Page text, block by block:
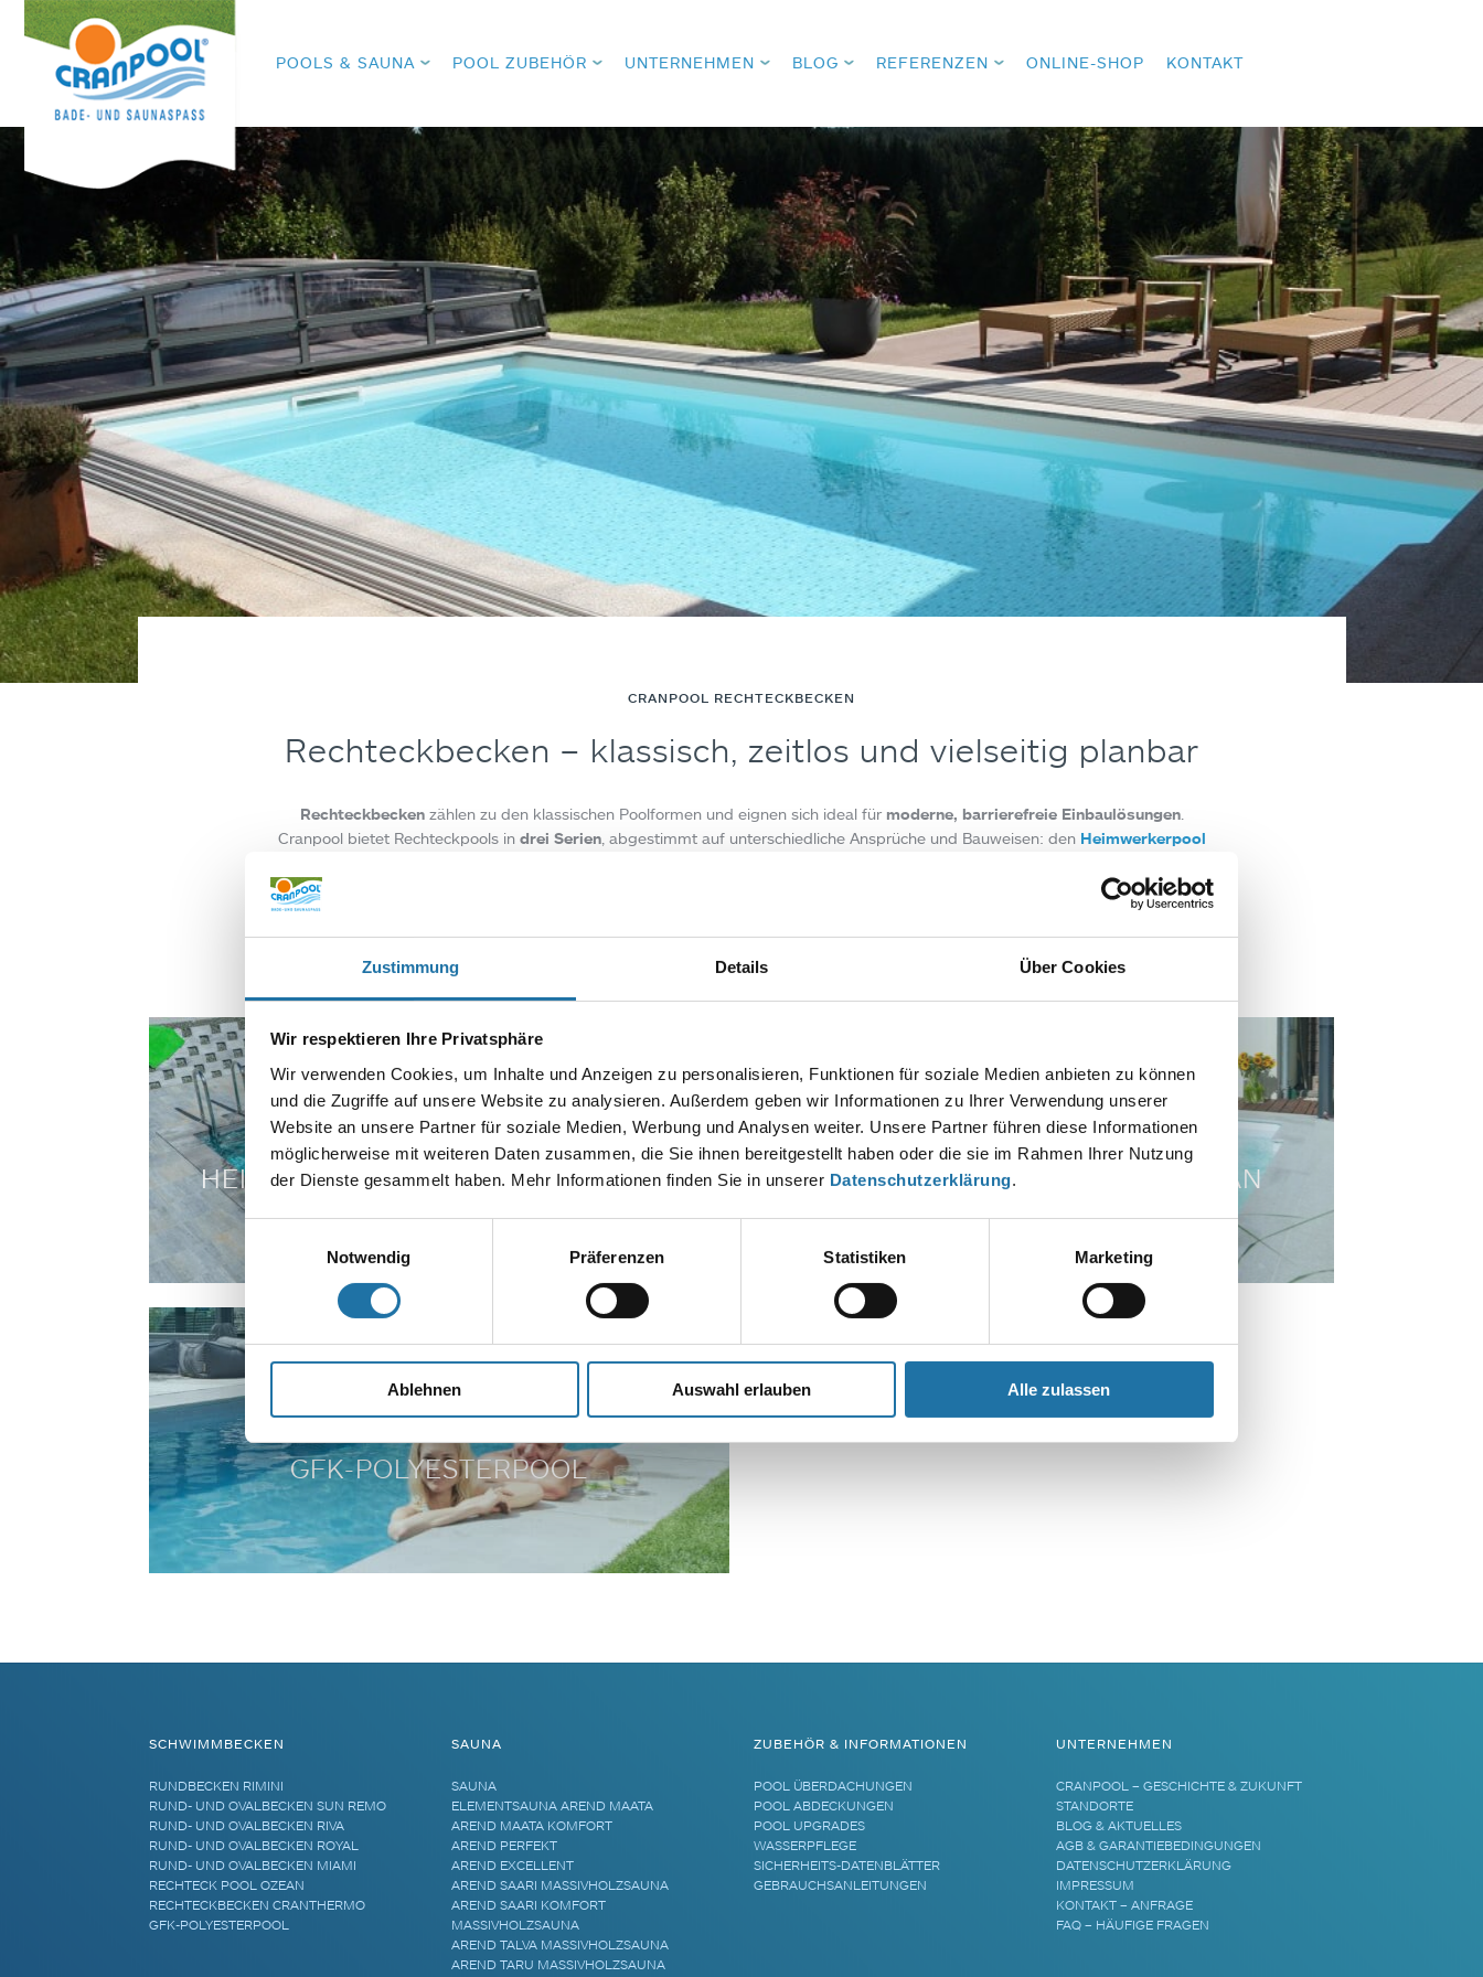
Zustimmung Details Über Cookies
Wir respektieren Ihre Privatsphäre
Wir verwenden Cookies, um Inhalte und Anzeigen zu personalisieren, Funktionen für soziale Medien anbieten zu können
und die Zugriffe auf unsere Website zu analysieren. Außerdem geben wir Informationen zu Ihrer Verwendung unserer
Website an unsere Partner für soziale Medien, Werbung und Analysen weiter. Unsere Partner führen diese Informationen
möglicherweise mit weiteren Daten zusammen, die Sie ihnen bereitgestellt haben oder die sie im Rahmen Ihrer Nutzung
der Dienste gesammelt haben. Mehr Informationen finden Sie in unserer Datenschutzerklärung.
Notwendig
Präferenzen Statistiken Marketing
Ablehnen Auswahl erlauben Alle zulassen
POOLS & SAUNA POOL ZUBEHÖR UNTERNEHMEN BLOG REFERENZEN ONLINE-SHOP KONTAKT
CRANPOOL RECHTECKBECKEN
Rechteckbecken – klassisch, zeitlos und vielseitig planbar
Rechteckbeckenzählen zu den klassischen Poolformen und eignen sich ideal für moderne, barrierefreie Einbaulösungen.
Cranpool bietet Rechteckpools in drei Serien, abgestimmt auf unterschiedliche Ansprüche und Bauweisen: den Heimwerkerpool
als Poolüberdachung sowie
Rollladenabdeckungen möglich.
WÄHLEN SIE EIN PRODUKT UM MEHR ZU ERFAHREN
HEIMWERKER-POOL CRANTHERMO STAHL ELEMENTBECKEN OZEAN
GFK-POLYESTERPOOL
SCHWIMMBECKEN
RUNDBECKEN RIMINI
RUND- UND OVALBECKEN SUN REMO
RUND- UND OVALBECKEN RIVA
RUND- UND OVALBECKEN ROYAL
RUND- UND OVALBECKEN MIAMI
RECHTECK POOL OZEAN
RECHTECKBECKEN CRANTHERMO
GFK-POLYESTERPOOL
SAUNA
SAUNA
ELEMENTSAUNA AREND MAATA
AREND MAATA KOMFORT
AREND PERFEKT
AREND EXCELLENT
AREND SAARI MASSIVHOLZSAUNA
AREND SAARI KOMFORT
MASSIVHOLZSAUNA
AREND TALVA MASSIVHOLZSAUNA
AREND TARU MASSIVHOLZSAUNA
ZUBEHÖR & INFORMATIONEN
POOL ÜBERDACHUNGEN
POOL ABDECKUNGEN
POOL UPGRADES
WASSERPFLEGE
SICHERHEITS-DATENBLÄTTER
GEBRAUCHSANLEITUNGEN
UNTERNEHMEN
CRANPOOL – GESCHICHTE & ZUKUNFT
STANDORTE
BLOG & AKTUELLES
AGB & GARANTIEBEDINGUNGEN
DATENSCHUTZERKLÄRUNG
IMPRESSUM
KONTAKT – ANFRAGE
FAQ – HÄUFIGE FRAGEN